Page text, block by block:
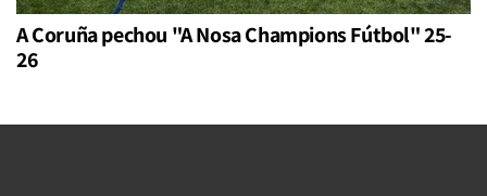
A Coruña pechou "A Nosa Champions Fútbol" 25-
26